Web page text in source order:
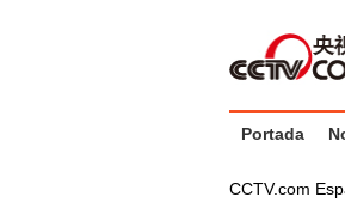
Portada
CCTV.com